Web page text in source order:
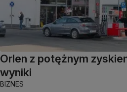
Orlen z potężnym
wyniki
BIZNES